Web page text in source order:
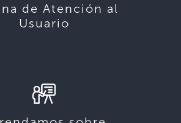
de Atención al
Usuario